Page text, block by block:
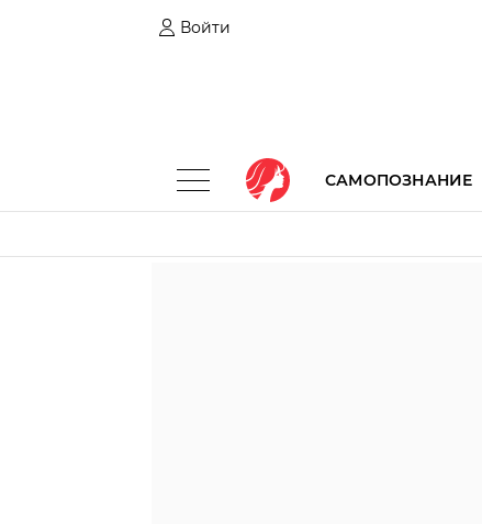
Войти
САМОПОЗНАНИЕ